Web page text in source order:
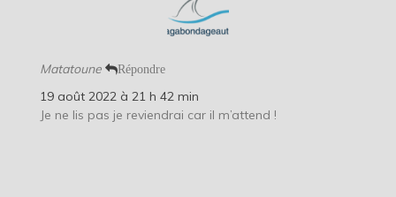
Matatoune Répondre
19 août 2022 à 21 h 42 min
Je ne lis pas je reviendrai car il m’attend !